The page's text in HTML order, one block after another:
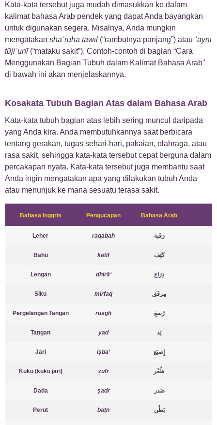
Kata-kata tersebut juga mudah dimasukkan ke dalam
kalimat bahasa Arab pendek yang dapat Anda bayangkan
untuk digunakan segera. Misalnya, Anda mungkin
mengatakan shaʿruhā ṭawīl (“rambutnya panjang”) atau ʿaynī
tūjiʿunī(“mataku sakit”). Contoh-contoh di bagian “Cara
Menggunakan Bagian Tubuh dalam Kalimat Bahasa Arab”
di bawah ini akan menjelaskannya.
Kosakata Tubuh Bagian Atas dalam Bahasa Arab
Kata-kata tubuh bagian atas lebih sering muncul daripada
yang Anda kira. Anda membutuhkannya saat berbicara
tentang gerakan, tugas sehari-hari, pakaian, olahraga, atau
rasa sakit, sehingga kata-kata tersebut cepat berguna dalam
percakapan nyata. Kata-kata tersebut juga membantu saat
Anda ingin mengatakan apa yang dilakukan tubuh Anda
atau menunjuk ke mana sesuatu terasa sakit.
Bahasa Inggris Pengucapan Bahasa Arab
Leher raqabah رَقَبة
Bahu katif كَتِف
Lengan dhirā‘ ذِرَاع
Siku mirfaq مِرفَق
Pergelangan Tangan rusgh رُسغ
Tangan yad يَد
Jari iṣba‘ إِصبَع
Kuku (kuku jari) ẓufr ظُفْر
Dada ṣadr صَدر
Perut baṭn بَطْن